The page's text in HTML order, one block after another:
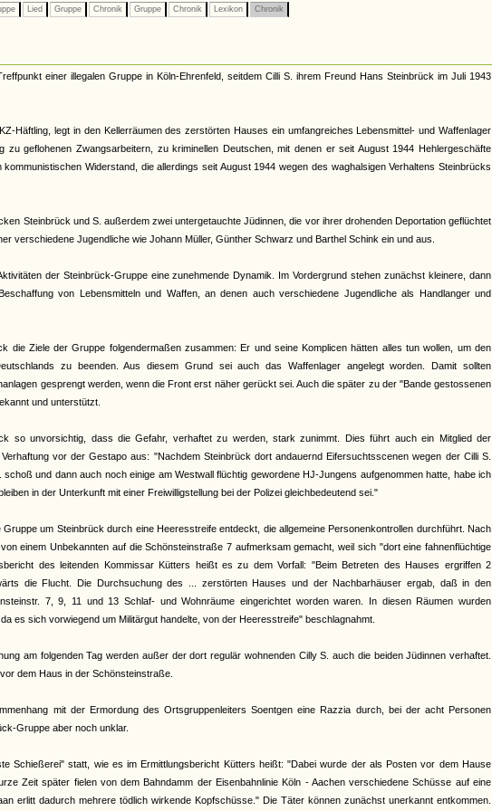
Lied Gruppe Chronik Gruppe Chronik Lexikon Chronik
einer illegalen Gruppe in Köln-Ehrenfeld, seitdem Cilli S. ihrem Freund Hans Steinbrück im Juli 1943
Häftling, legt in den Kellerräumen des zerstörten Hauses ein umfangreiches Lebensmittel- und Waffenlager
zu geflohenen Zwangsarbeitern, zu kriminellen Deutschen, mit denen er seit August 1944 Hehlergeschäfte
Widerstand, die allerdings seit August 1944 wegen des waghalsigen Verhaltens Steinbrücks
Steinbrück und S. außerdem zwei untergetauchte Jüdinnen, die vor ihrer drohenden Deportation geflüchtet
verschiedene Jugendliche wie Johann Müller, Günther Schwarz und Barthel Schink ein und aus.
der Steinbrück-Gruppe eine zunehmende Dynamik. Im Vordergrund stehen zunächst kleinere, dann
von Lebensmitteln und Waffen, an denen auch verschiedene Jugendliche als Handlanger und
die Ziele der Gruppe folgendermaßen zusammen: Er und seine Komplicen hätten alles tun wollen, um den
zu beenden. Aus diesem Grund sei auch das Waffenlager angelegt worden. Damit sollten
gesprengt werden, wenn die Front erst näher gerückt sei. Auch die später zu der "Bande gestossenen
und unterstützt.
so unvorsichtig, dass die Gefahr, verhaftet zu werden, stark zunimmt. Dies führt auch ein Mitglied der
vor der Gestapo aus: "Nachdem Steinbrück dort andauernd Eifersuchtsscenen wegen der Cilli S.
und dann auch noch einige am Westwall flüchtig gewordene HJ-Jungens aufgenommen hatte, habe ich
in der Unterkunft mit einer Freiwilligstellung bei der Polizei gleichbedeutend sei."
um Steinbrück durch eine Heeresstreife entdeckt, die allgemeine Personenkontrollen durchführt. Nach
einem Unbekannten auf die Schönsteinstraße 7 aufmerksam gemacht, weil sich "dort eine fahnenflüchtige
des leitenden Kommissar Kütters heißt es zu dem Vorfall: "Beim Betreten des Hauses ergriffen 2
die Flucht. Die Durchsuchung des ... zerstörten Hauses und der Nachbarhäuser ergab, daß in den
7, 9, 11 und 13 Schlaf- und Wohnräume eingerichtet worden waren. In diesen Räumen wurden
es sich vorwiegend um Militärgut handelte, von der Heeresstreife" beschlagnahmt.
am folgenden Tag werden außer der dort regulär wohnenden Cilly S. auch die beiden Jüdinnen verhaftet.
dem Haus in der Schönsteinstraße.
mit der Ermordung des Ortsgruppenleiters Soentgen eine Razzia durch, bei der acht Personen
Gruppe aber noch unklar.
Schießerei" statt, wie es im Ermittlungsbericht Kütters heißt: "Dabei wurde der als Posten vor dem Hause
Zeit später fielen von dem Bahndamm der Eisenbahnlinie Köln - Aachen verschiedene Schüsse auf eine
erlitt dadurch mehrere tödlich wirkende Kopfschüsse." Die Täter können zunächst unerkannt entkommen.